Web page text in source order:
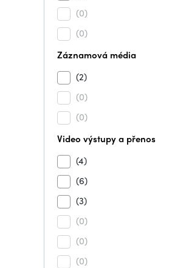
(0)
(0)
Záznamová média
(2)
(0)
(0)
Video výstupy a přenos
(4)
(6)
(3)
(0)
(0)
(0)